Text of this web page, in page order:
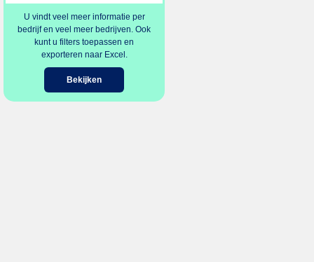
U vindt veel meer informatie per
bedrijf en veel meer bedrijven. Ook
kunt u filters toepassen en
exporteren naar Excel.
Bekijken